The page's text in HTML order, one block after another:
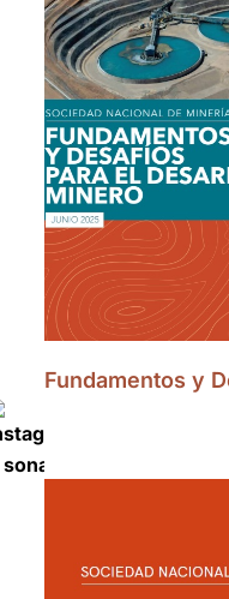
Fundamentos y